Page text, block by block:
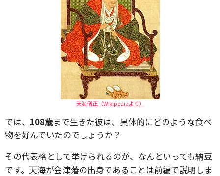
天海僧正（Wikipediaより）
では、 108歳まで生きた彼は、具体的にどのような食べ
物を好んでいたのでしょうか？
その代表格として挙げられるのが、なんといっても納豆
です。天海が会津藩の出身であることは前編で説明しま